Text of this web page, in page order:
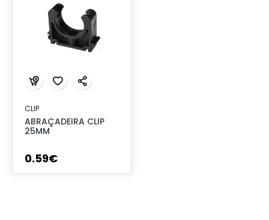
CLIP
ABRAÇADEIRA CLIP
25MM
0.59€